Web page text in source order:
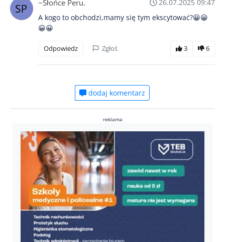
~Słońce Peru.
26.07.2025 09:47
A kogo to obchodzi,mamy się tym ekscytować?😀😀
😀😀
Odpowiedz Zgłoś 3 6
dodaj komentarz
reklama